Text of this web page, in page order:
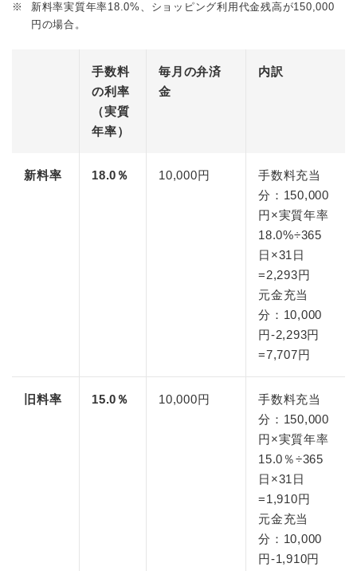
※
新料率実質年率18.0%、ショッピング利用代金残高が150,000
円の場合。
手数料
の利率
（実質
年率）
毎月の弁済
金
内訳
新料率 18.0％ 10,000円
手数料充当
分：150,000
円×実質年率
18.0%÷365
日×31日
=2,293円
元金充当
分：10,000
円-2,293円
=7,707円
旧料率 15.0％ 10,000円
手数料充当
分：150,000
円×実質年率
15.0％÷365
日×31日
=1,910円
元金充当
分：10,000
円-1,910円